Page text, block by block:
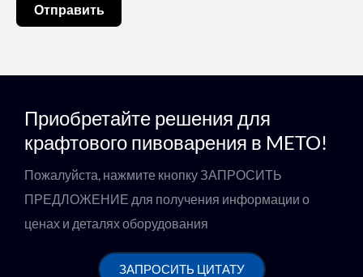
Отправить
Приобретайте решения для
крафтового пивоварения в METO!
Пожалуйста, нажмите кнопку ЗАПРОСИТЬ
ПРЕДЛОЖЕНИЕ для получения информации о
ценах и деталях оборудования
ЗАПРОСИТЬ ЦИТАТУ